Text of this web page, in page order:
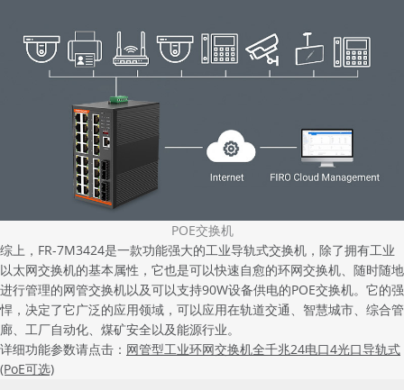
POE交换机
综上，FR-7M3424是一款功能强大的工业导轨式交换机，除了拥有工业
以太网交换机的基本属性，它也是可以快速自愈的环网交换机、随时随地
进行管理的网管交换机以及可以支持90W设备供电的POE交换机。它的强
悍，决定了它广泛的应用领域，可以应用在轨道交通、智慧城市、综合管
廊、工厂自动化、煤矿安全以及能源行业。
详细功能参数请点击： 网管型工业环网交换机全千兆24电口4光口导轨式
(PoE可选)